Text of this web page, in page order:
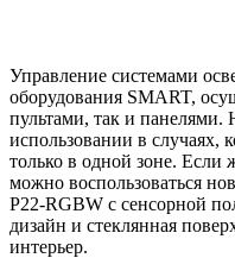
Управление системами
оборудования SMART,
пультами, так и
использовании в случаях,
только в одной зоне. Если
можно воспользоваться
P22-RGBW с сенсорной
дизайн и стеклянная
интерьер.